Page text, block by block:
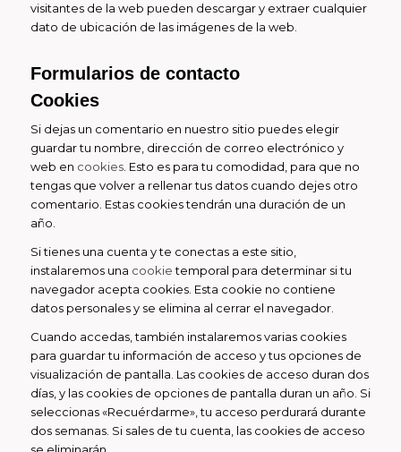
visitantes de la web pueden descargar y extraer cualquier
dato de ubicación de las imágenes de la web.
Formularios de contacto
Cookies
Si dejas un comentario en nuestro sitio puedes elegir
guardar tu nombre, dirección de correo electrónico y
web en cookies. Esto es para tu comodidad, para que no
tengas que volver a rellenar tus datos cuando dejes otro
comentario. Estas cookies tendrán una duración de un
año.
Si tienes una cuenta y te conectas a este sitio,
instalaremos una cookietemporal para determinar si tu
navegador acepta cookies. Esta cookie no contiene
datos personales y se elimina al cerrar el navegador.
Cuando accedas, también instalaremos varias cookies
para guardar tu información de acceso y tus opciones de
visualización de pantalla. Las cookies de acceso duran dos
días, y las cookies de opciones de pantalla duran un año. Si
seleccionas «Recuérdarme», tu acceso perdurará durante
dos semanas. Si sales de tu cuenta, las cookies de acceso